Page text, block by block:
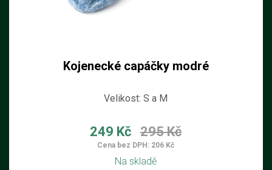
Kojenecké capáčky modré
Velikost: S a M
249 Kč 295 Kč
Cena bez DPH: 206 Kč
Na skladě